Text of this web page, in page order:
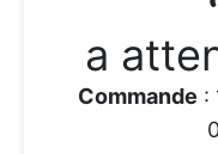
a
Commande :